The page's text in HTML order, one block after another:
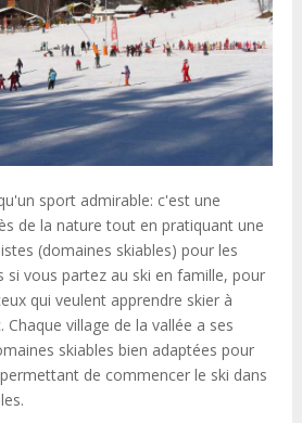
sport admirable: c'est une
de la nature tout en pratiquant une
(domaines skiables) pour les
si vous partez au ski en famille, pour
qui veulent apprendre skier à
village de la vallée a ses
skiables bien adaptées pour
de commencer le ski dans